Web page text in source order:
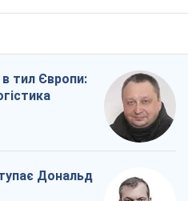
в тил Європи:
Дональд